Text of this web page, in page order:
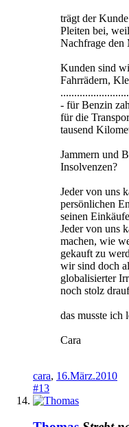
trägt der
Pleiten bei,
Nachfrage den
Kunden sind
Fahrrädern,
- für Benzin
für die
tausend
Jammern und
Insolvenzen?
Jeder von uns
persönlichen
seinen
Jeder von uns
machen, wie
gekauft zu
wir sind doch
globalisierter
noch stolz drauf
das musste ich
Cara
cara, 16.März.2010
#13